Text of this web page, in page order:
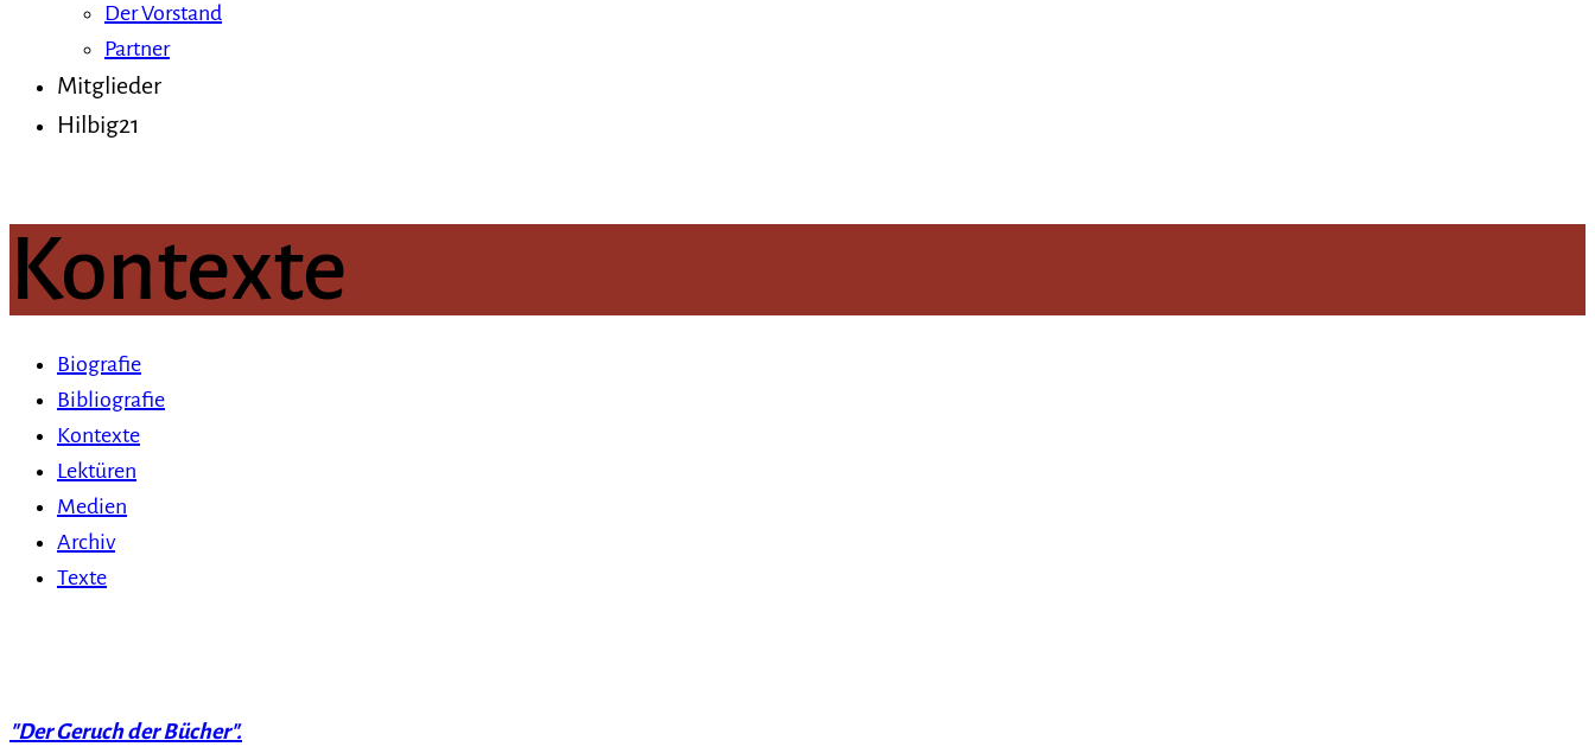
Der Vorstand
Partner
Mitglieder
Hilbig21
Kontexte
Biografie
Bibliografie
Kontexte
Lektüren
Medien
Archiv
Texte
"Der Geruch der Bücher".